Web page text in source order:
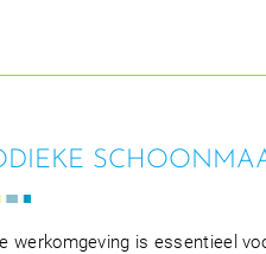
werkomgeving is essentieel